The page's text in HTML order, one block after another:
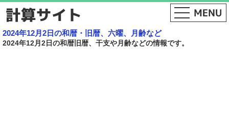
2024年12月2日の和暦・旧暦、六曜、月齢など
2024年12月2日の和暦旧暦、干支や月齢などの情報です。